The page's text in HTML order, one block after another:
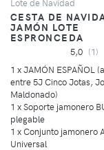
CESTA DE
JAMÓN LOTE
ESPRONCEDA
5,0 (1)
1 x JAMÓN ESPAÑOL
entre 5J Cinco Jotas,
Maldonado)
1 x Soporte jamonero
plegable
1 x Conjunto jamonero
Universal